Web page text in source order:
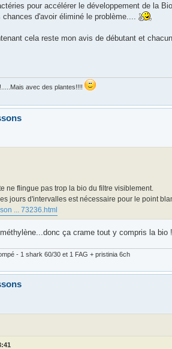
pour accélérer le développement de la
d'avoir éliminé le problème....
cela reste mon avis de débutant et
avec des plantes!!!!
ne flingue pas trop la bio du filtre visiblement.
jours d'intervalles est nécessaire pour le point
... 73236.html
ça crame tout y compris la bio
- 1 shark 60/30 et 1 FAG + pristinia 6ch